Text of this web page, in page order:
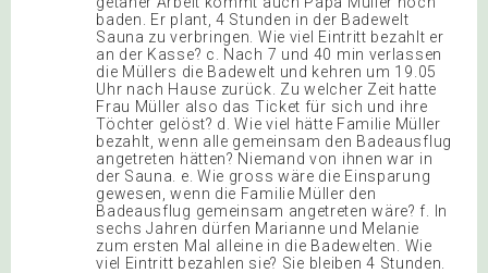
baden. Er plant, 4 Stunden in der Badewelt
Sauna zu verbringen. Wie viel Eintritt bezahlt er
an der Kasse? c. Nach 7 und 40 min verlassen
die Müllers die Badewelt und kehren um 19.05
Uhr nach Hause zurück. Zu welcher Zeit hatte
Frau Müller also das Ticket für sich und ihre
Töchter gelöst? d. Wie viel hätte Familie Müller
bezahlt, wenn alle gemeinsam den Badeausflug
angetreten hätten? Niemand von ihnen war in
der Sauna. e. Wie gross wäre die Einsparung
gewesen, wenn die Familie Müller den
Badeausflug gemeinsam angetreten wäre? f. In
sechs Jahren dürfen Marianne und Melanie
zum ersten Mal alleine in die Badewelten. Wie
viel Eintritt bezahlen sie? Sie bleiben 4 Stunden.